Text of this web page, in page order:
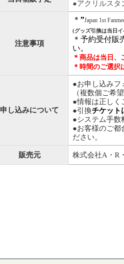
●アクリルスタ
注意事項
＊ ”Japan 1st
(グッズ引換は当日イ
＊予約受付販
い。
＊商品は当日
＊時間のご選択
申し込みについて
●お申し込みフ
（複数個ご希
●情報は正しく
●引換チケット
●システム手数
●お客様のご都
ださい。
販売元 株式会社A・R